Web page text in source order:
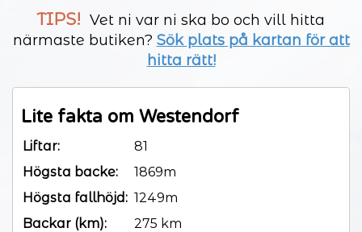
TIPS! Vet ni var ni ska bo och vill hitta
närmaste butiken? Sök plats på kartan för att
hitta rätt!
Lite fakta om Westendorf
Liftar:
81
Högsta backe:
1869m
Högsta fallhöjd: 1249m
Backar (km):
275 km